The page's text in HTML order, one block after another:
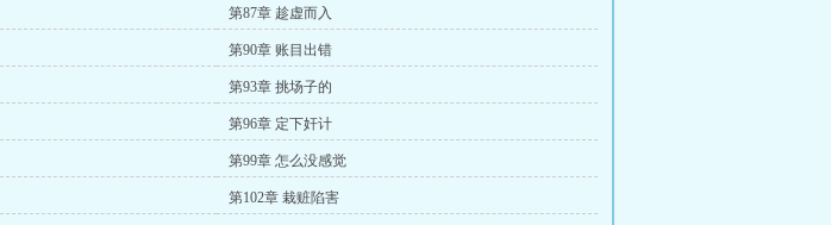
第87章 趁虚而入
第90章 账目出错
第93章 挑场子的
第96章 定下奸计
第99章 怎么没感觉
第102章 栽赃陷害